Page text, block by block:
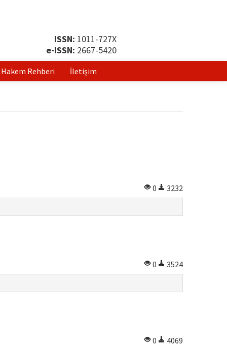
ISSN: 1011-727X
e-ISSN: 2667-5420
Hakem Rehberi İletişim
0
3232
0
3524
0
4069